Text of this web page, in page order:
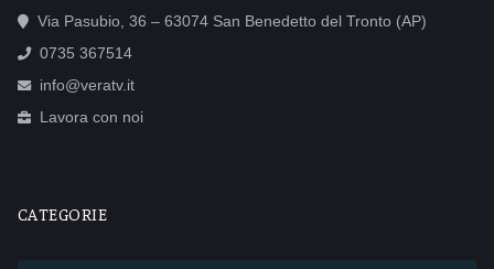
Via Pasubio, 36 – 63074 San Benedetto del Tronto (AP)
0735 367514
info@veratv.it
Lavora con noi
CATEGORIE